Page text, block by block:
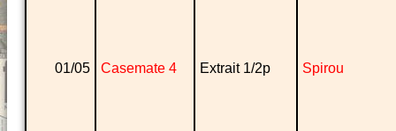
01/05 Casemate 4 Extrait 1/2p Spirou